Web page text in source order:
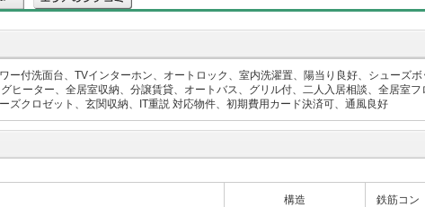
付洗面台、TVインターホン、オートロック、室内洗濯置、陽当り良好、シューズ
ヒーター、全居室収納、分譲賃貸、オートバス、グリル付、二人入居相談、全居室
クロゼット、玄関収納、IT重説 対応物件、初期費用カード決済可、通風良好
構造 鉄筋コン